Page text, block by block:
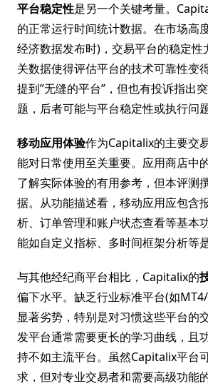
平台稳定性是另一个关键考量。
的正常运行时间统计数据。在市场高
经济数据发布时)，交易平台的稳定性
关数据使得评估平台的技术可靠性变
提到”无缝的平台”，但也有投诉指出
题，后者可能与平台稳定性或执行问题
移动应用体验作为Capitalix的主要交
能对日常使用至关重要。应用商店中
了解实际体验的有用参考，但本评测
据。从功能描述看，移动应用应包含
析、订单管理和账户状态查看等基本
能如自定义指标、多时间框架分析等
与其他经纪商平台相比，Capitalix的
偏下水平。缺乏行业标准平台(如
显著劣势，特别是对习惯这些平台的
发平台通常需要更长的学习曲线，且
持不如主流平台。虽然Capitalix平台
求，但对专业交易者和需要高级功能